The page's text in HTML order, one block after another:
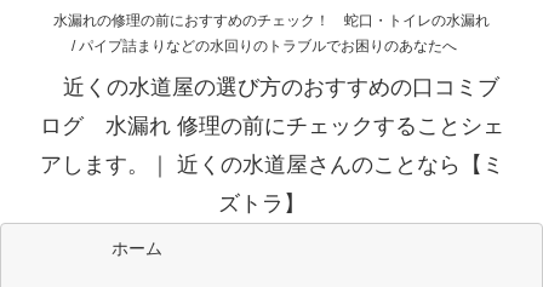
水漏れの修理の前におすすめのチェック！ 蛇口・トイレの水漏れ
/ パイプ詰まりなどの水回りのトラブルでお困りのあなたへ
近くの水道屋の選び方のおすすめの口コミブ
ログ 水漏れ 修理の前にチェックすることシェ
アします。｜ 近くの水道屋さんのことなら【ミ
ズトラ】
ホーム